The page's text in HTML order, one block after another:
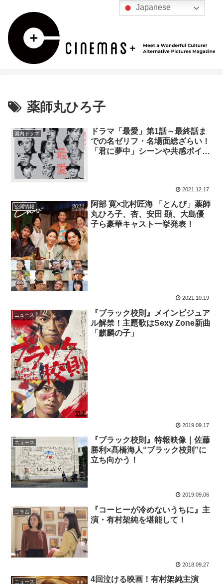
薬師丸ひろ子
国内ドラマ
ドラマ「最愛」第1話～最終話ま
での名ゼリフ・名場面総ざらい！
「君に夢中」シーンや共感ポイン
2021.12.17
公開情報
阿部 寛×北村匠海 「とんび」薬師
丸ひろ子、杏、安田 顕、大島優
子ら豪華キャスト一挙発表！
2021.10.19
ニュース
『ブラック校則』メインビジュア
ル解禁！主題歌はSexy Zone新曲
「麒麟の子」
2019.09.17
ニュース
『ブラック校則』特報映像｜佐藤
勝利×髙橋海人“ブラック校則”に
立ち向かう！
2019.09.06
コラム
『コーヒーが冷めないうちに』主
演・有村架純を堪能して！
2018.09.27
ニュース
4回泣ける映画！有村架純主演
Japanese